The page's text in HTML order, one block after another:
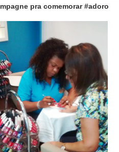
pra comemorar #adoro